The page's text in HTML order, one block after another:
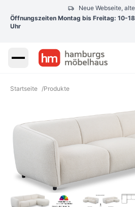
Neue Webseite,
Öffnungszeiten Montag bis Freitag: 10-
Uhr
Startseite /Produkte